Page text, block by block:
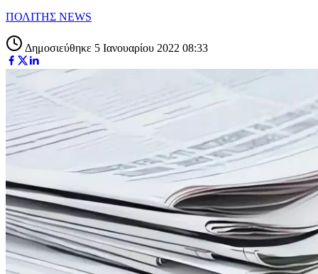
ΠΟΛΙΤΗΣ NEWS
Δημοσιεύθηκε 5 Ιανουαρίου 2022 08:33